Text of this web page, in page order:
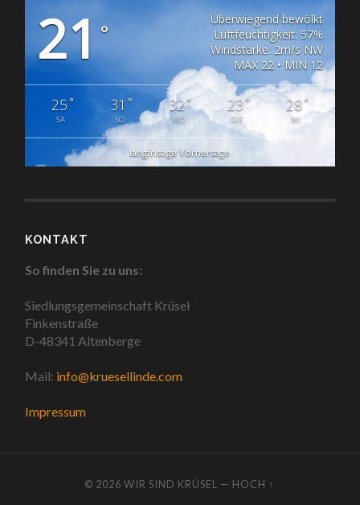
21°
Überwiegend bewölkt
Luftfeuchtigkeit: 57%
Windstärke: 2m/s NW
MAX 22 • MIN 12
25°
SA
31 °
SO
32°
MO
23°
DIE
28°
MI
langfristige Vorhersage
KONTAKT
So finden Sie zu uns:
Siedlungsgemeinschaft Krüsel
Finkenstraße
D-48341 Altenberge
Mail: info@kruesellinde.com
Impressum
© 2026WIR SIND KRÜSEL — HOCH ↑